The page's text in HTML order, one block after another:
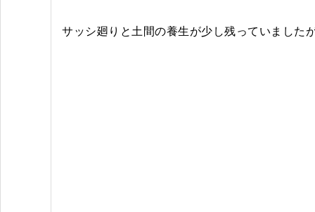
サッシ廻りと土間の養生が少し残っていました